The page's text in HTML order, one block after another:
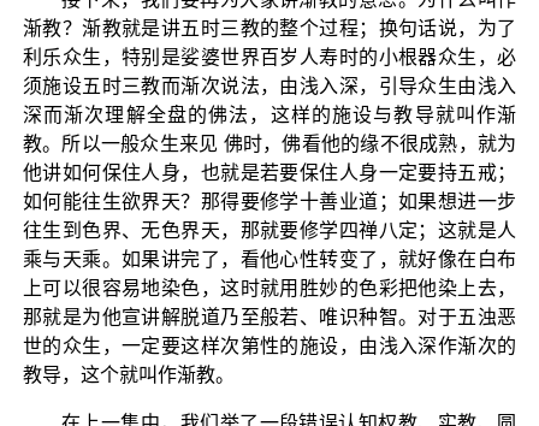
渐教？渐教就是讲五时三教的整个过程；换句话说，为了
利乐众生，特别是娑婆世界百岁人寿时的小根器众生，必
须施设五时三教而渐次说法，由浅入深，引导众生由浅入
深而渐次理解全盘的佛法，这样的施设与教导就叫作渐
教。所以一般众生来见 佛时，佛看他的缘不很成熟，就为
他讲如何保住人身，也就是若要保住人身一定要持五戒；
如何能往生欲界天？那得要修学十善业道；如果想进一步
往生到色界、无色界天，那就要修学四禅八定；这就是人
乘与天乘。如果讲完了，看他心性转变了，就好像在白布
上可以很容易地染色，这时就用胜妙的色彩把他染上去，
那就是为他宣讲解脱道乃至般若、唯识种智。对于五浊恶
世的众生，一定要这样次第性的施设，由浅入深作渐次的
教导，这个就叫作渐教。